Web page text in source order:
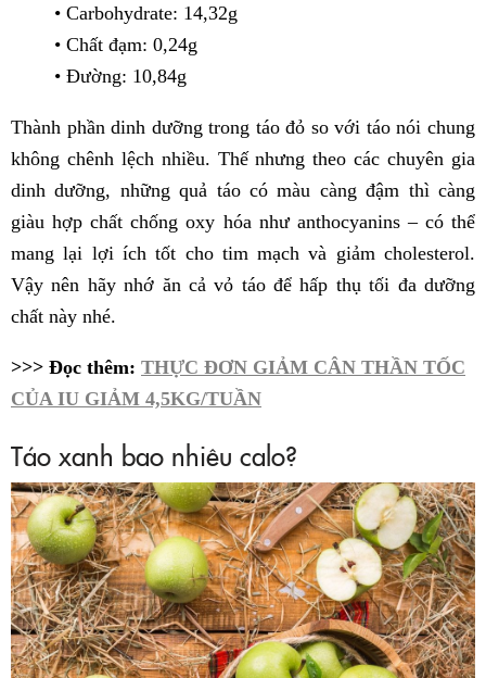
• Carbohydrate: 14,32g
• Chất đạm: 0,24g
• Đường: 10,84g
Thành phần dinh dưỡng trong táo đỏ so với táo nói chung
không chênh lệch nhiều. Thế nhưng theo các chuyên gia
dinh dưỡng, những quả táo có màu càng đậm thì càng
giàu hợp chất chống oxy hóa như anthocyanins – có thể
mang lại lợi ích tốt cho tim mạch và giảm cholesterol.
Vậy nên hãy nhớ ăn cả vỏ táo để hấp thụ tối đa dưỡng
chất này nhé.
>>> Đọc thêm: THỰC ĐƠN GIẢM CÂN THẦN TỐC
CỦA IU GIẢM 4,5KG/TUẦN
Táo xanh bao nhiêu calo?